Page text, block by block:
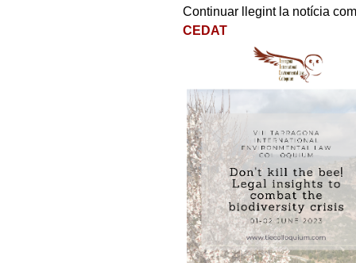
Continuar llegint la notícia
CEDAT